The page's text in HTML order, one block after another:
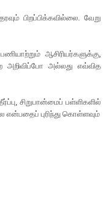
பிறப்பிக்கவில்லை. வேறு
ஆசிரியர்களுக்கு,
அறிவிப்போ அல்லது எவ்வித
சிறுபான்மைப் பள்ளிகளில்
என்பதைப் புரிந்து கொள்ளவும்